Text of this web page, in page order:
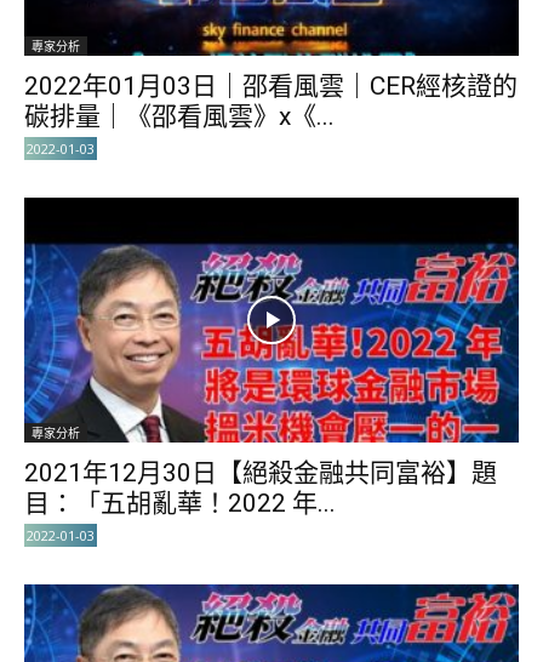
專家分析
2022年01月03日｜邵看風雲｜CER經核證的
碳排量｜《邵看風雲》x《...
2022-01-03
專家分析
2021年12月30日【絕殺金融共同富裕】題
目：「五胡亂華！2022 年...
2022-01-03